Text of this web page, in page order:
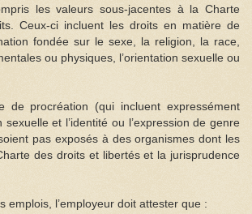
les valeurs sous-jacentes à la Charte
Ceux-ci incluent les droits en matière de
fondée sur le sexe, la religion, la race,
ou physiques, l’orientation sexuelle ou
de procréation (qui incluent expressément
et l’identité ou l’expression de genre
pas exposés à des organismes dont les
des droits et libertés et la jurisprudence
emplois, l’employeur doit attester que :